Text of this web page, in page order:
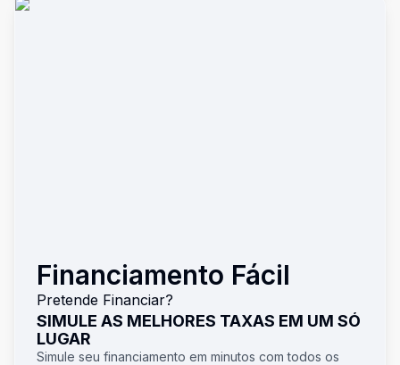
Financiamento Fácil
Pretende Financiar?
SIMULE AS MELHORES TAXAS EM UM SÓ
LUGAR
Simule seu financiamento em minutos com todos os